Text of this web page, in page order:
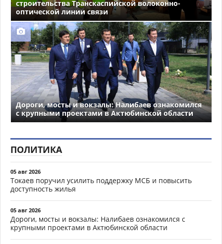
строительства Транскаспийской волоконно-
оптической линии связи
Дороги, мосты и вокзалы: Налибаев ознакомился
с крупными проектами в Актюбинской области
ПОЛИТИКА
05 авг 2026
Токаев поручил усилить поддержку МСБ и повысить
доступность жилья
05 авг 2026
Дороги, мосты и вокзалы: Налибаев ознакомился с
крупными проектами в Актюбинской области